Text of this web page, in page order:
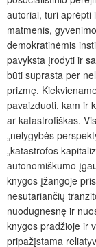
autoriai, turi aprėpti
matmenis,
demokratinėmis
pavyksta įrodyti ir
būti suprasta per
prizmę.
pavaizduoti, kam ir
ar katastrofiškas.
„nelygybės
„katastrofos
autonomiškumo
knygos įžangoje
nesutariančių
nuodugnesnę ir
knygos pradžioje ir
pripažįstama